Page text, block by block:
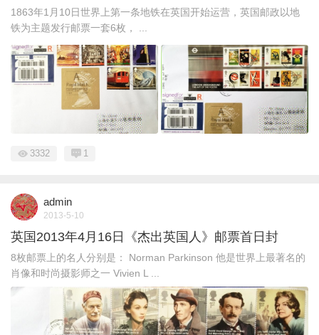
1863年1月10日世界上第一条地铁在英国开始运营，英国邮政以地
铁为主题发行邮票一套6枚， ...
3332 1
admin
2013-5-10
英国2013年4月16日《杰出英国人》邮票首日封
8枚邮票上的名人分别是： Norman Parkinson 他是世界上最著名的
肖像和时尚摄影师之一 Vivien L ...